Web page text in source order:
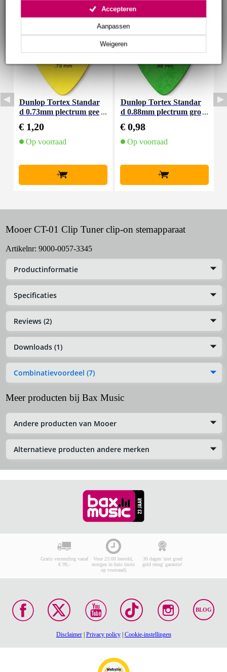
Weigeren
Aanpassen
Accepteren
Dunlop Tortex Standar
d 0.73mm plectrum gee
€ 1,20
Op voorraad
+
Dunlop Tortex Standar
d 0.88mm plectrum gro
€ 0,98
Op voorraad
+
Mooer CT-01 Clip Tuner clip-on stemapparaat
Artikelnr: 9000-0057-3345
Productinformatie
Specificaties
Reviews (2)
Downloads (1)
Combinatievoordeel (7)
Meer producten bij Bax Music
Andere producten van Mooer
Alternatieve producten andere merken
Gratis verzending vanaf
€ 99,-
Voor 23:00 besteld,
morgen in huis (mits
op voorraad)
30 dagen 'niet goed
geld terug' garantie!
BLOG
Disclaimer| Privacy policy| Cookie-instellingen